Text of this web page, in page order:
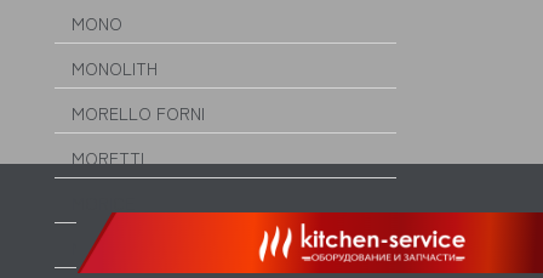
MONO
MONOLITH
MORELLO FORNI
MORETTI
MULLER